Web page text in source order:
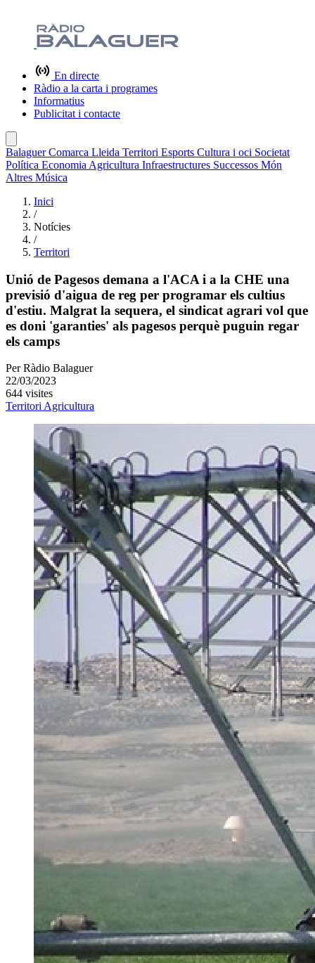
En directe
Ràdio a la carta i programes
Informatius
Publicitat i contacte
BalaguerComarca Lleida Territori Esports Cultura i oci Societat
Política Economia Agricultura Infraestructures Successos Món
Altres Música
Inici
/
Notícies
/
Territori
Unió de Pagesos demana a l'ACA i a la CHE una
previsió d'aigua de reg per programar els cultius
d'estiu. Malgrat la sequera, el sindicat agrari vol que
es doni 'garanties' als pagesos perquè puguin regar
els camps
Per Ràdio Balaguer
22/03/2023
644 visites
TerritoriAgricultura